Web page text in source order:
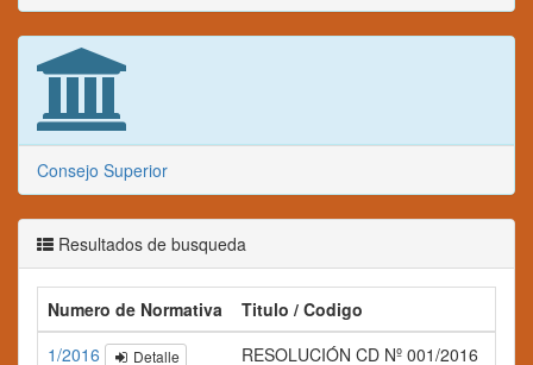
Consejo Superior
Resultados de busqueda
Numero de Normativa Titulo / Codigo
1/2016
Detalle RESOLUCIÓN CD Nº 001/2016